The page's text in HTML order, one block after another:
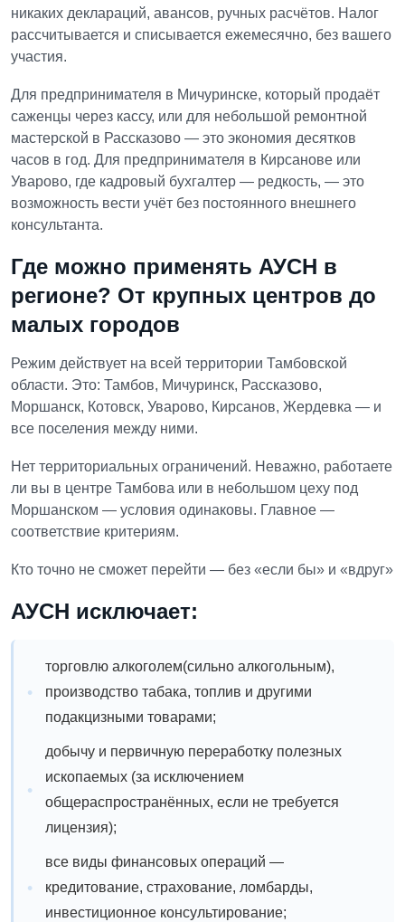
никаких деклараций, авансов, ручных расчётов. Налог
рассчитывается и списывается ежемесячно, без вашего
участия.
Для предпринимателя в Мичуринске, который продаёт
саженцы через кассу, или для небольшой ремонтной
мастерской в Рассказово — это экономия десятков
часов в год. Для предпринимателя в Кирсанове или
Уварово, где кадровый бухгалтер — редкость, — это
возможность вести учёт без постоянного внешнего
консультанта.
Где можно применять АУСН в
регионе? От крупных центров до
малых городов
Режим действует на всей территории Тамбовской
области. Это: Тамбов, Мичуринск, Рассказово,
Моршанск, Котовск, Уварово, Кирсанов, Жердевка — и
все поселения между ними.
Нет территориальных ограничений. Неважно, работаете
ли вы в центре Тамбова или в небольшом цеху под
Моршанском — условия одинаковы. Главное —
соответствие критериям.
Кто точно не сможет перейти — без «если бы» и «вдруг»
АУСН исключает:
торговлю алкоголем(сильно алкогольным),
производство табака, топлив и другими
подакцизными товарами;
добычу и первичную переработку полезных
ископаемых (за исключением
общераспространённых, если не требуется
лицензия);
все виды финансовых операций —
кредитование, страхование, ломбарды,
инвестиционное консультирование;